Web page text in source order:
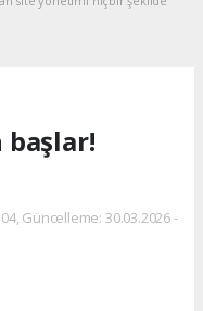
Güncelleme: 30.03.2026 -